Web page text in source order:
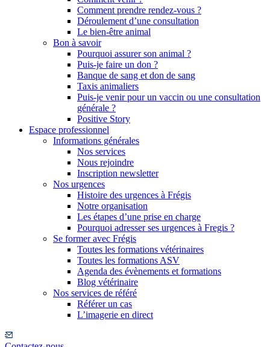
Comment prendre rendez-vous ?
Déroulement d’une consultation
Le bien-être animal
Bon à savoir
Pourquoi assurer son animal ?
Puis-je faire un don ?
Banque de sang et don de sang
Taxis animaliers
Puis-je venir pour un vaccin ou une consultation
générale ?
Positive Story
Espace professionnel
Informations générales
Nos services
Nous rejoindre
Inscription newsletter
Nos urgences
Histoire des urgences à Frégis
Notre organisation
Les étapes d’une prise en charge
Pourquoi adresser ses urgences à Fregis ?
Se former avec Frégis
Toutes les formations vétérinaires
Toutes les formations ASV
Agenda des évènements et formations
Blog vétérinaire
Nos services de référé
Référer un cas
L’imagerie en direct